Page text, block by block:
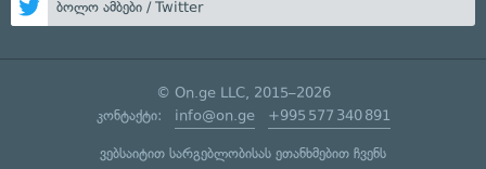
ბოლო ამბები / Twitter
© On.ge LLC, 2015–2026
კონტაქტი: info@on.ge +995 577 340 891
ვებსაიტით სარგებლობისას ეთანხმებით ჩვენს